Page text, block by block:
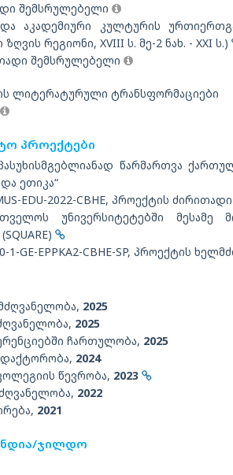
შემსრულებელი
აკადემიური კულტურის
რეგიონი, XVIII ს. მე-2 ნახ. - XXI ს.)
შემსრულებელი
ლიტერატურული ტრანსფორმაციები
პროექტები
წარმართვა
ეთიკა“
EDU-2022-CBHE, პროექტის
უნივერსიტეტებში მესამე
1-GE-EPPKA2-CBHE-SP, პროექტის
2025
2025
ჩართულობა, 2025
2024
წევრობა, 2023
2022
2021
ჯილდო